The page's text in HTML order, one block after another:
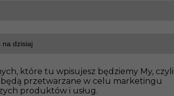
maszynowy - praca w Niemczech
które tu wpisujesz będziemy My,
będą przetwarzane w celu marketingu
produktów i usług.